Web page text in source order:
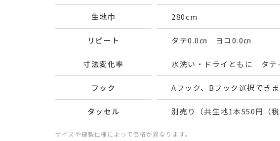
生地巾 280cm
リピート タテ0.0㎝ ヨコ0.0㎝
寸法変化率 水洗い・ドライともに タ
フック Aフック、Bフック選択でき
タッセル 別売り（共生地1本550円（税
サイズや縫製仕様によって価格が異なります。